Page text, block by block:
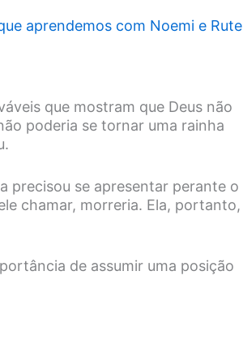
aprendemos com Noemi e Rute
que mostram que Deus não
poderia se tornar uma rainha
precisou se apresentar perante o
chamar, morreria. Ela, portanto,
de assumir uma posição